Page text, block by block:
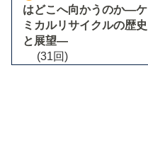
はどこへ向かうのか―ケ
ミカルリサイクルの歴史
と展望―
(31回)